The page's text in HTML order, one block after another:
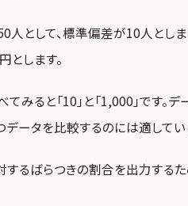
人として、標準偏差が10人とし
とします。
みると「10」と「1,000」です。
ータを比較するのには適してい
するばらつきの割合を出力する